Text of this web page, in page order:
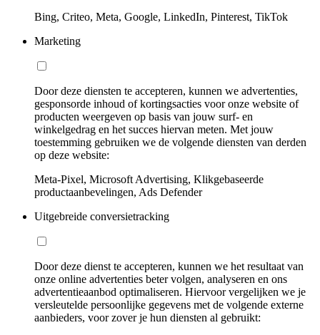
Bing, Criteo, Meta, Google, LinkedIn, Pinterest, TikTok
Marketing
Door deze diensten te accepteren, kunnen we advertenties,
gesponsorde inhoud of kortingsacties voor onze website of
producten weergeven op basis van jouw surf- en
winkelgedrag en het succes hiervan meten. Met jouw
toestemming gebruiken we de volgende diensten van derden
op deze website:
Meta-Pixel, Microsoft Advertising, Klikgebaseerde
productaanbevelingen, Ads Defender
Uitgebreide conversietracking
Door deze dienst te accepteren, kunnen we het resultaat van
onze online advertenties beter volgen, analyseren en ons
advertentieaanbod optimaliseren. Hiervoor vergelijken we je
versleutelde persoonlijke gegevens met de volgende externe
aanbieders, voor zover je hun diensten al gebruikt: